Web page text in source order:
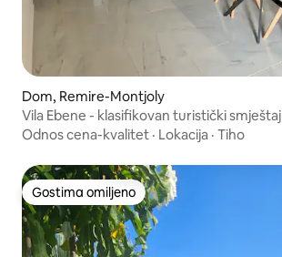
Dom, Remire-Montjoly
Vila Ebene - klasifikovan turistički smještaj
Odnos cena-kvalitet · Lokacija · Tiho
Gostima omiljeno
Gostima omiljeno